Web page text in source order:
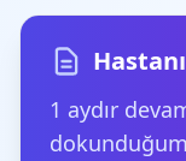
1 aydır